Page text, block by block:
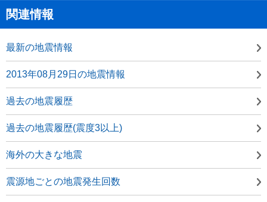
関連情報
最新の地震情報
2013年08月29日の地震情報
過去の地震履歴
過去の地震履歴(震度3以上)
海外の大きな地震
震源地ごとの地震発生回数